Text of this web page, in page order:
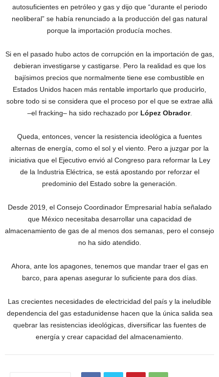
autosuficientes en petróleo y gas y dijo que “durante el periodo
neoliberal” se había renunciado a la producción del gas natural
porque la importación producía moches.
Si en el pasado hubo actos de corrupción en la importación de gas,
debieran investigarse y castigarse. Pero la realidad es que los
bajísimos precios que normalmente tiene ese combustible en
Estados Unidos hacen más rentable importarlo que producirlo,
sobre todo si se considera que el proceso por el que se extrae allá
–el fracking– ha sido rechazado por López Obrador.
Queda, entonces, vencer la resistencia ideológica a fuentes
alternas de energía, como el sol y el viento. Pero a juzgar por la
iniciativa que el Ejecutivo envió al Congreso para reformar la Ley
de la Industria Eléctrica, se está apostando por reforzar el
predominio del Estado sobre la generación.
Desde 2019, el Consejo Coordinador Empresarial había señalado
que México necesitaba desarrollar una capacidad de
almacenamiento de gas de al menos dos semanas, pero el consejo
no ha sido atendido.
Ahora, ante los apagones, tenemos que mandar traer el gas en
barco, para apenas asegurar lo suficiente para dos días.
Las crecientes necesidades de electricidad del país y la ineludible
dependencia del gas estadunidense hacen que la única salida sea
quebrar las resistencias ideológicas, diversificar las fuentes de
energía y crear capacidad del almacenamiento.